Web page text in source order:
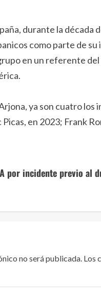
durante la década
como parte de su
en un referente
ya son cuatro
en 2023; Frank
por incidente previo al
no será publicada. Los